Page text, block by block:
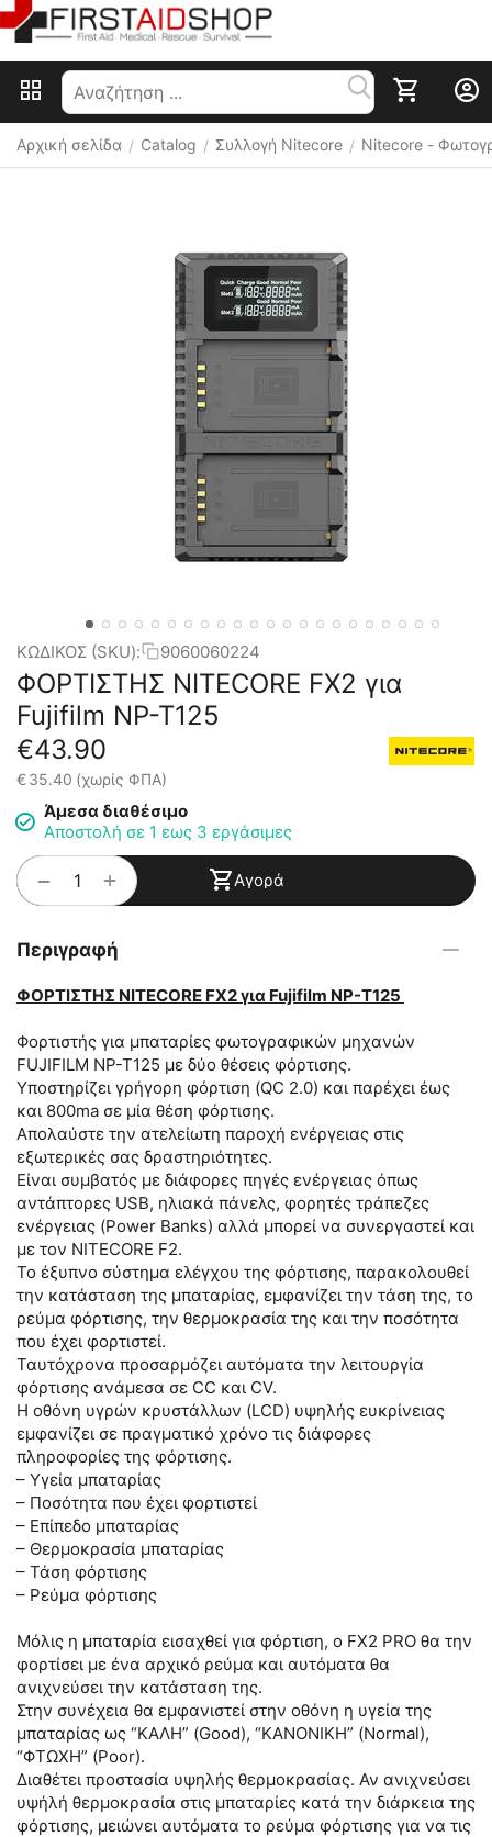
Αρχική σελίδα / Catalog / Συλλογή Nitecore / Nitecore -
ΚΩΔΙΚΟΣ (SKU): 9060060224
ΦΟΡΤΙΣΤΗΣ NITECORE FX2 για
Fujifilm NP-T125
€43.90
€35.40 (χωρίς ΦΠΑ)
Άμεσα διαθέσιμο
Αποστολή σε 1 εως 3 εργάσιμες
+
− Αγορά
Περιγραφή
ΦΟΡΤΙΣΤΗΣ NITECORE FX2 για Fujifilm NP-T125
Φορτιστής για μπαταρίες φωτογραφικών μηχανών
FUJIFILM NP-T125 με δύο θέσεις φόρτισης.
Υποστηρίζει γρήγορη φόρτιση (QC 2.0) και παρέχει έως
και 800ma σε μία θέση φόρτισης.
Απολαύστε την ατελείωτη παροχή ενέργειας στις
εξωτερικές σας δραστηριότητες.
Είναι συμβατός με διάφορες πηγές ενέργειας όπως
αντάπτορες USB, ηλιακά πάνελς, φορητές τράπεζες
ενέργειας (Power Banks) αλλά μπορεί να συνεργαστεί και
με τον NITECORE F2.
Το έξυπνο σύστημα ελέγχου της φόρτισης, παρακολουθεί
την κατάσταση της μπαταρίας, εμφανίζει την τάση της, το
ρεύμα φόρτισης, την θερμοκρασία της και την ποσότητα
που έχει φορτιστεί.
Ταυτόχρονα προσαρμόζει αυτόματα την λειτουργία
φόρτισης ανάμεσα σε CC και CV.
Η οθόνη υγρών κρυστάλλων (LCD) υψηλής ευκρίνειας
εμφανίζει σε πραγματικό χρόνο τις διάφορες
πληροφορίες της φόρτισης.
– Υγεία μπαταρίας
– Ποσότητα που έχει φορτιστεί
– Επίπεδο μπαταρίας
– Θερμοκρασία μπαταρίας
– Τάση φόρτισης
– Ρεύμα φόρτισης
Μόλις η μπαταρία εισαχθεί για φόρτιση, ο FX2 PRO θα την
φορτίσει με ένα αρχικό ρεύμα και αυτόματα θα
ανιχνεύσει την κατάσταση της.
Στην συνέχεια θα εμφανιστεί στην οθόνη η υγεία της
μπαταρίας ως “ΚΑΛΗ” (Good), “ΚΑΝΟΝΙΚΗ” (Normal),
“ΦΤΩΧΗ” (Poor).
Διαθέτει προστασία υψηλής θερμοκρασίας. Αν ανιχνεύσει
υψήλή θερμοκρασία στις μπαταρίες κατά την διάρκεια της
φόρτισης, μειώνει αυτόματα το ρεύμα φόρτισης για να τις